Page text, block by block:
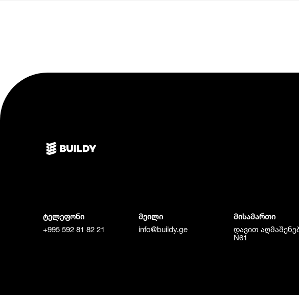
ტელეფონი
+995 592 81 82 21
მეილი
info@buildy.ge
მისამართი
დავით
N61